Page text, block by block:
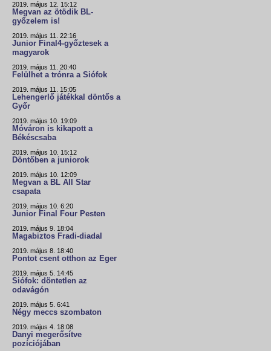
2019. május 12. 15:12
Megvan az ötödik BL-
győzelem is!
2019. május 11. 22:16
Junior Final4-győztesek a
magyarok
2019. május 11. 20:40
Felülhet a trónra a Siófok
2019. május 11. 15:05
Lehengerlő játékkal döntős a
Győr
2019. május 10. 19:09
Móváron is kikapott a
Békéscsaba
2019. május 10. 15:12
Döntőben a juniorok
2019. május 10. 12:09
Megvan a BL All Star
csapata
2019. május 10. 6:20
Junior Final Four Pesten
2019. május 9. 18:04
Magabiztos Fradi-diadal
2019. május 8. 18:40
Pontot csent otthon az Eger
2019. május 5. 14:45
Siófok: döntetlen az
odavágón
2019. május 5. 6:41
Négy meccs szombaton
2019. május 4. 18:08
Danyi megerősítve
pozíciójában